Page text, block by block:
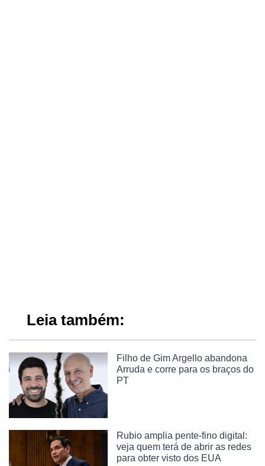
Leia também:
Filho de Gim Argello abandona
Arruda e corre para os braços do
PT
Rubio amplia pente-fino digital:
veja quem terá de abrir as redes
para obter visto dos EUA